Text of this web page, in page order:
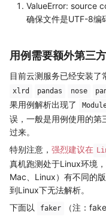
ValueError: source
确保文件是UTF-8编
用例需要额外第三
目前云测服务已经安装了
xlrd
pandas nose
果用例解析出现了
误，一般是用例使用的第
过来。
特别注意， 强烈建议在
真机跑测处于Linux环境
Mac、Linux）有不同的
到Linux下无法解析。
下面以
faker
（注：